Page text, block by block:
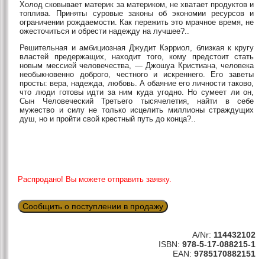
Холод сковывает материк за материком, не хватает продуктов и
топлива. Приняты суровые законы об экономии ресурсов и
ограничении рождаемости. Как пережить это мрачное время, не
ожесточиться и обрести надежду на лучшее?..
Решительная и амбициозная Джудит Кэрриол, близкая к кругу
властей предержащих, находит того, кому предстоит стать
новым мессией человечества, — Джошуа Кристиана, человека
необыкновенно доброго, честного и искреннего. Его заветы
просты: вера, надежда, любовь. А обаяние его личности таково,
что люди готовы идти за ним куда угодно. Но сумеет ли он,
Сын Человеческий Третьего тысячелетия, найти в себе
мужество и силу не только исцелить миллионы страждущих
душ, но и пройти свой крестный путь до конца?..
Распродано! Вы можете отправить заявку.
Сообщить о поступлении в продажу
A/Nr: 114432102
ISBN: 978-5-17-088215-1
EAN: 9785170882151